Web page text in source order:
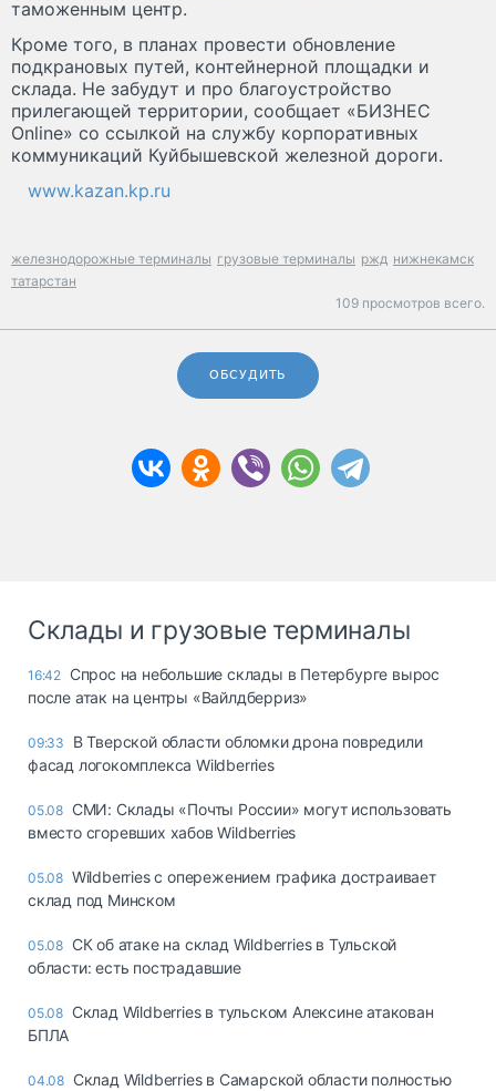
таможенным центр.
Кроме того, в планах провести обновление
подкрановых путей, контейнерной площадки и
склада. Не забудут и про благоустройство
прилегающей территории, сообщает «БИЗНЕС
Online» со ссылкой на службу корпоративных
коммуникаций Куйбышевской железной дороги.
www.kazan.kp.ru
железнодорожные терминалы грузовые терминалы ржд нижнекамск
татарстан
109 просмотров всего.
ОБСУДИТЬ
Склады и грузовые терминалы
16:42 Спрос на небольшие склады в Петербурге вырос
после атак на центры «Вайлдберриз»
09:33
В Тверской области обломки дрона повредили
фасад логокомплекса Wildberries
05.08 СМИ: Склады «Почты России» могут использовать
вместо сгоревших хабов Wildberries
05.08 Wildberries с опережением графика достраивает
склад под Минском
05.08 СК об атаке на склад Wildberries в Тульской
области: есть пострадавшие
05.08 Склад Wildberries в тульском Алексине атакован
БПЛА
04.08 Склад Wildberries в Самарской области полностью